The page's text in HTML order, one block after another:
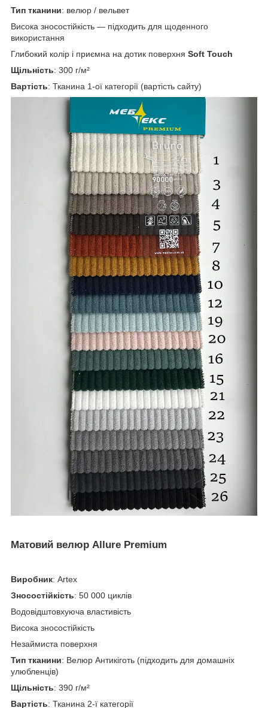
Тип тканини: велюр / вельвет
Висока зносостійкість — підходить для щоденного
використання
Глибокий колір і приємна на дотик поверхня Soft Touch
Щільність: 300 г/м²
Вартість: Тканина 1-ої категорії (вартість сайту)
Матовий велюр Allure Premium
Виробник: Artex
Зносостійкість: 50 000 циклів
Водовідштовхуюча властивість
Висока зносостійкість
Незаймиста поверхня
Тип тканини: Велюр Антикіготь (підходить для домашніх
улюбленців)
Щільність: 390 г/м²
Вартість: Тканина 2-ї категорії